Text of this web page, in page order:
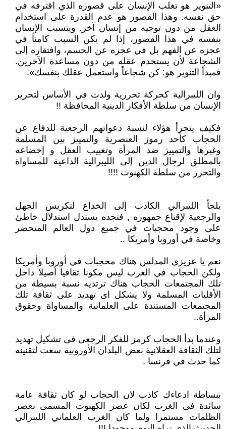
«التنوير هو تغلب الإنسان على قصوره الذي اقترفه في
حق نفسه. وهذا القصور هو عدم القدرة على استخدام
العقل من دون توجيه من إنسان آخر. ويتسبب الإنسان
بنفسه في هذا القصور، إذا لم يكن السبب كامناً في
عجزه عن الفهم بل في عجزه عن الحسم، وافتقاره إلى
الشجاعة لأن يستخدم عقله من دون مساعدة الآخرين.
فمبدأ التنوير هو: كن شجاعاً واستعمل عقلك بنفسك».
وان الليبرالية كحركة تحررية ولدت في الأساس لتحرير
الإنسان من سلطة الأفكار الدينية المحافظة !!
فكيف يتجرأ هؤلاء لنسبة دعواتهم الرجعية للدفاع عن
الحجاب كأحد رموز العنصرية والتمييز بين المسلمة
وغيرها والتمييز ضد المرأة وتغييب العقل و إخضاعه
بالمطلق لرجال الدين إلى الليبرالية الداعية للمساواة
والتحرر من سلطة الكهنوت !!!!
يلجأ الليبرالي الكاذب إلى الخداع لتكريس الجهل
والرجعية لإقناع جمهوره , فتجده يستدل استدلال خاطئ
على وجود محجبات في جميع دول العالم المتحضر
وخاصة في أوروبا وأمريكا ..
نعم يا عزيزي المدلس هناك محجبات في أوروبا وأمريكا
ولكن الحجاب في الغرب ليس مكونا ثقافيا أصيلا داخل
تلك المجتمعات الحجاب هناك ترتديه نسبة بسيطة من
الأقليات المسلمة ولا يشكل اى تهديد على ثقافة تلك
المجتمعات المستندة على العلمانية والمساواة وحقوق
المرأة..
وعندما بدأ الحجاب كرمز للفكر الرجعى فى تشكيل تهديد
لتلك الثقافة العقلانية بعض البلدان الأوروبية سعت لتقنينه
كما حدث في فرنسا .
ببساطة ادعاءك كاذب لان الحجاب لو كان ثقافة عامة
سائدة فى الغرب لكان عصر الكهنوت المسمى بعصر
الظلمات مستمرا ولما كان الغرب العلماني الليبرالي